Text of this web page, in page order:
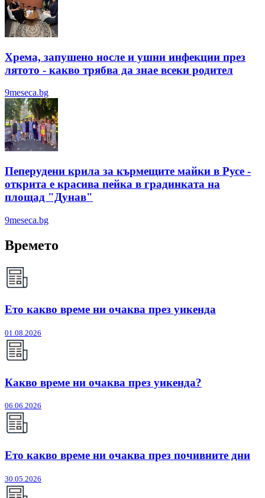
Хрема, запушено носле и ушни инфекции през
лятотo - какво трябва да знае всеки родител
9meseca.bg
Пеперудени крила за кърмещите майки в Русе -
открита е красива пейка в градинката на
площад "Дунав"
9meseca.bg
Времето
Ето какво време ни очаква през уикенда
01.08.2026
Какво време ни очаква през уикенда?
06.06.2026
Ето какво време ни очаква през почивните дни
30.05.2026